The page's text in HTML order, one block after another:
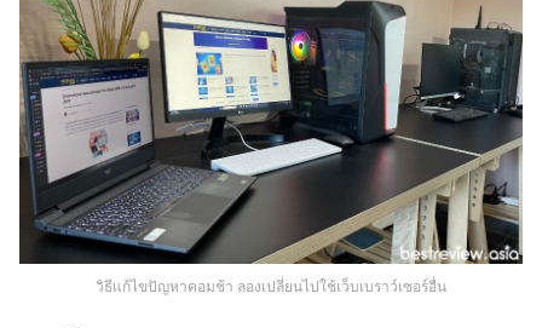
วิธีแก้ไขปัญหาคอมช้า ลองเปลี่ยนไปใช้เว็บเบราว์เซอร์อื่น